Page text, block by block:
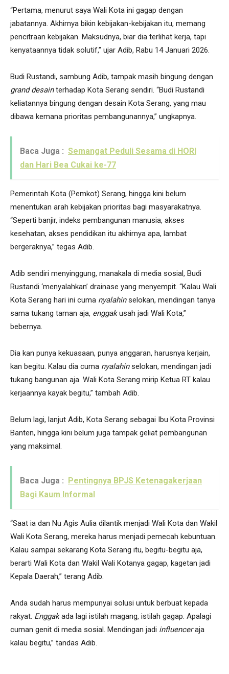
“Pertama, menurut saya Wali Kota ini gagap dengan
jabatannya. Akhirnya bikin kebijakan-kebijakan itu, memang
pencitraan kebijakan. Maksudnya, biar dia terlihat kerja, tapi
kenyataannya tidak solutif,” ujar Adib, Rabu 14 Januari 2026.
Budi Rustandi, sambung Adib, tampak masih bingung dengan
grand desainterhadap Kota Serang sendiri. “Budi Rustandi
keliatannya bingung dengan desain Kota Serang, yang mau
dibawa kemana prioritas pembangunannya,” ungkapnya.
Baca Juga : Semangat Peduli Sesama di HORI
dan Hari Bea Cukai ke-77
Pemerintah Kota (Pemkot) Serang, hingga kini belum
menentukan arah kebijakan prioritas bagi masyarakatnya.
“Seperti banjir, indeks pembangunan manusia, akses
kesehatan, akses pendidikan itu akhirnya apa, lambat
bergeraknya,” tegas Adib.
Adib sendiri menyinggung, manakala di media sosial, Budi
Rustandi ‘menyalahkan’ drainase yang menyempit. “Kalau Wali
Kota Serang hari ini cuma nyalahinselokan, mendingan tanya
sama tukang taman aja, enggakusah jadi Wali Kota,”
bebernya.
Dia kan punya kekuasaan, punya anggaran, harusnya kerjain,
kan begitu. Kalau dia cuma nyalahinselokan, mendingan jadi
tukang bangunan aja. Wali Kota Serang mirip Ketua RT kalau
kerjaannya kayak begitu,” tambah Adib.
Belum lagi, lanjut Adib, Kota Serang sebagai Ibu Kota Provinsi
Banten, hingga kini belum juga tampak geliat pembangunan
yang maksimal.
Baca Juga :
Pentingnya BPJS Ketenagakerjaan
Bagi Kaum Informal
“Saat ia dan Nu Agis Aulia dilantik menjadi Wali Kota dan Wakil
Wali Kota Serang, mereka harus menjadi pemecah kebuntuan.
Kalau sampai sekarang Kota Serang itu, begitu-begitu aja,
berarti Wali Kota dan Wakil Wali Kotanya gagap, kagetan jadi
Kepala Daerah,” terang Adib.
Anda sudah harus mempunyai solusi untuk berbuat kepada
rakyat. Enggakada lagi istilah magang, istilah gagap. Apalagi
cuman genit di media sosial. Mendingan jadi influenceraja
kalau begitu,” tandas Adib.